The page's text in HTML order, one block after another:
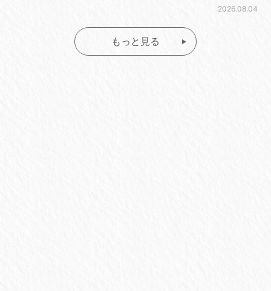
2026.08.04
もっと見る